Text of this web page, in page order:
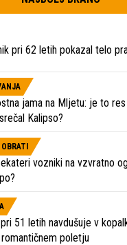
pri 62 letih pokazal telo
jama na Mljetu: je to
Kalipso?
vozniki na vzvratno
51 letih navdušuje v
poletju